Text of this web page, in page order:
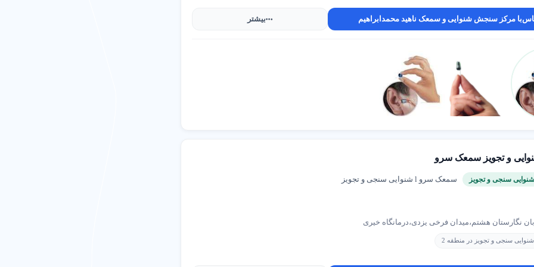
تخصص : متخصصان با تجربه در سمعک دیجیتال یا شنوایی سنجی کودکان را انتخاب کنید.
: از کارشناسان برای انتخاب سمعک مناسب کمک بگیرید.
دو نمونه خدمت پرطرفدار
آنلاین
افت شنوایی با تست آنلاین در
درباره شنوایی سنجی و سمعک
سنجی چیست؟
با مرکز سنجش شنوایی و سمعک ناهید محمدابراهیم بیشتر
و تجویز سمعک سرو
سمعک سرو l شنوایی سنجی و تجویز
نگارستان هشتم،میدان فرخی یزدی،درمانگاه خیری